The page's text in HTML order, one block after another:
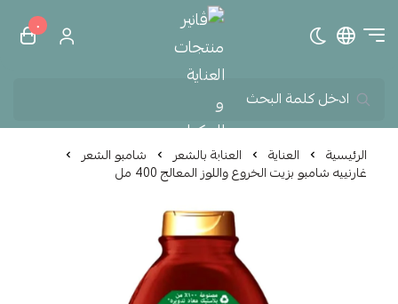
تبديل الوضع الداكنڤانير منتجات العناية و
٠
الرئيسية العناية العناية بالشعر شامبو الشعر
غارنييه شامبو بزيت الخروع واللوز المعالج 400 مل